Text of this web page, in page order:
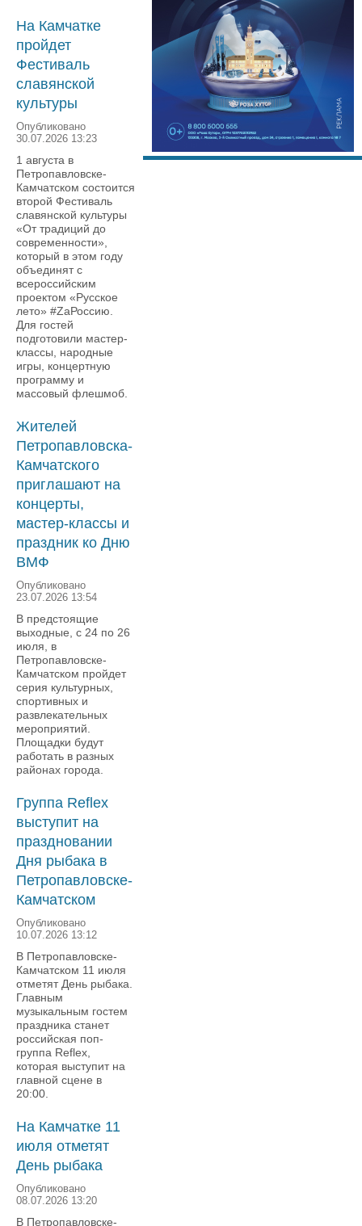
На Камчатке
пройдет
Фестиваль
славянской
культуры
Опубликовано
30.07.2026 13:23
1 августа в
Петропавловске-
Камчатском состоится
второй Фестиваль
славянской культуры
«От традиций до
современности»,
который в этом году
объединят с
всероссийским
проектом «Русское
лето» #ZаРоссию.
Для гостей
подготовили мастер-
классы, народные
игры, концертную
программу и
массовый флешмоб.
Жителей
Петропавловска-
Камчатского
приглашают на
концерты,
мастер-классы и
праздник ко Дню
ВМФ
Опубликовано
23.07.2026 13:54
В предстоящие
выходные, с 24 по 26
июля, в
Петропавловске-
Камчатском пройдет
серия культурных,
спортивных и
развлекательных
мероприятий.
Площадки будут
работать в разных
районах города.
Группа Reflex
выступит на
праздновании
Дня рыбака в
Петропавловске-
Камчатском
Опубликовано
10.07.2026 13:12
В Петропавловске-
Камчатском 11 июля
отметят День рыбака.
Главным
музыкальным гостем
праздника станет
российская поп-
группа Reflex,
которая выступит на
главной сцене в
20:00.
На Камчатке 11
июля отметят
День рыбака
Опубликовано
08.07.2026 13:20
В Петропавловске-